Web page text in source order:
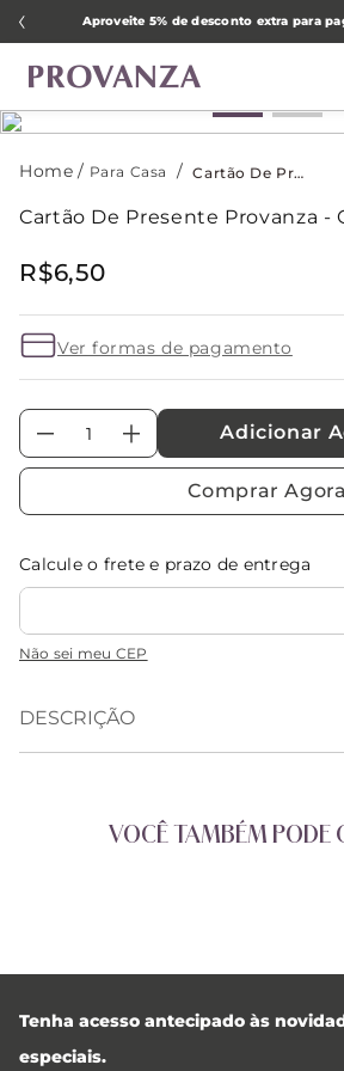
Aproveite 5% de desconto extra para
Para Casa Cartão De Presente Provanza - Casamento
Cartão De Presente Provanza -
R$6,50
Ver formas de pagamento
＋
－ Adicionar
Comprar Agora
Calcule o frete e prazo de entrega
Não sei meu CEP
DESCRIÇÃO
VOCÊ TAMBÉM PODE
Tenha acesso antecipado às
especiais.